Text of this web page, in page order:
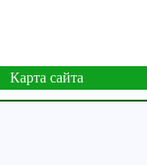
Карта сайта